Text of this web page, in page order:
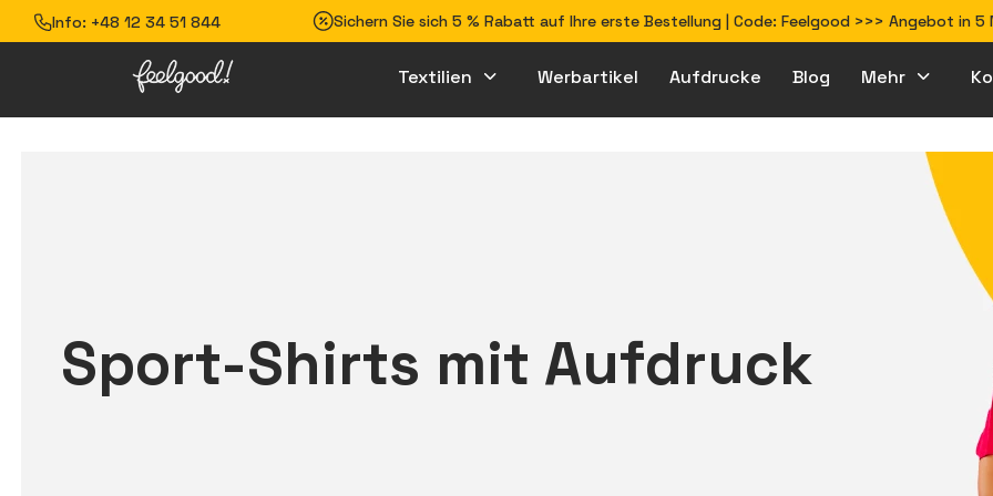
Info: +48 12 34 51 844 Sichern Sie sich 5 % Rabatt auf Ihre erste Bestellung | Code: Feelgood >>> Angebot in 5
Textilien Werbartikel Aufdrucke Blog Mehr
Sport-Shirts mit Aufdruck